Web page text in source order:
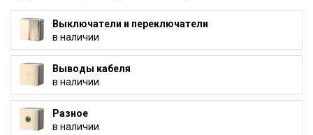
Выключатели и переключатели
в наличии
Выводы кабеля
в наличии
Разное
в наличии